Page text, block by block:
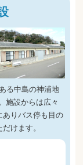
る中島の神浦地
施設からは広々
ありバス停も目の
けます。